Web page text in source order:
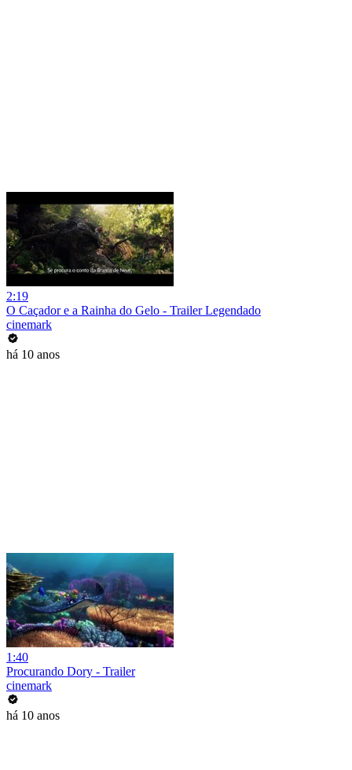
2:19
O Caçador e a Rainha do Gelo - Trailer Legendado
cinemark
há 10 anos
1:40
Procurando Dory - Trailer
cinemark
há 10 anos